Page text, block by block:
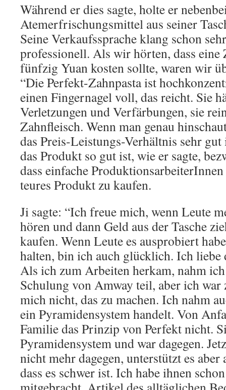
Während er dies sagte, holte er
Atemerfrischungsmittel aus seiner
Seine Verkaufssprache klang schon
professionell. Als wir hörten, dass eine
fünfzig Yuan kosten sollte, waren wir
“Die Perfekt-Zahnpasta ist
einen Fingernagel voll, das reicht. Sie
Verletzungen und Verfärbungen, sie
Zahnfleisch. Wenn man genau
das Preis-Leistungs-Verhältnis sehr gut
das Produkt so gut ist, wie er sagte,
dass einfache
teures Produkt zu kaufen.
Ji sagte: “Ich freue mich, wenn Leute
hören und dann Geld aus der Tasche
kaufen. Wenn Leute es ausprobiert
halten, bin ich auch glücklich. Ich liebe
Als ich zum Arbeiten herkam, nahm
Schulung von Amway teil, aber ich
mich nicht, das zu machen. Ich nahm
ein Pyramidensystem handelt. Von
Familie das Prinzip von Perfekt nicht.
Pyramidensystem und war dagegen.
nicht mehr dagegen, unterstützt es
dass es schwer ist. Ich habe ihnen